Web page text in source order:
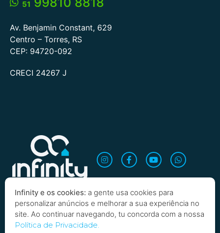
51
Av. Benjamin Constant, 629
Centro – Torres, RS
CEP: 94720-092
CRECI 24267 J
Infinity e os cookies: a gente usa cookies para
personalizar anúncios e melhorar a sua experiência no
site. Ao continuar navegando, tu concorda com a nossa
Política de Privacidade.